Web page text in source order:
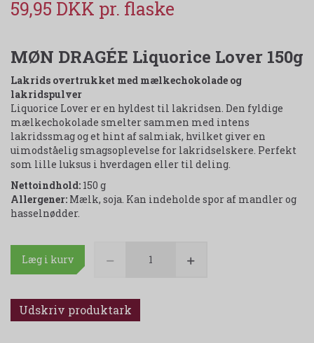
59,95 DKK
MØN DRAGÉE Liquorice Lover 150g
Lakrids overtrukket med mælkechokolade og
lakridspulver
Liquorice Lover er en hyldest til lakridsen. Den fyldige
mælkechokolade smelter sammen med intens
lakridssmag og et hint af salmiak, hvilket giver en
uimodståelig smagsoplevelse for lakridselskere. Perfekt
som lille luksus i hverdagen eller til deling.
Nettoindhold: 150 g
Allergener: Mælk, soja. Kan indeholde spor af mandler og
hasselnødder.
Læg i kurv
Udskriv produktark